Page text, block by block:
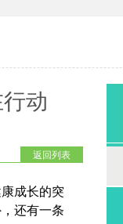
动
返回列表
成长的突
还有一条